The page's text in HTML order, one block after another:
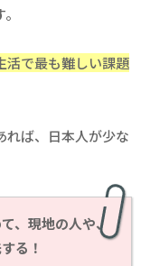
活で最も難しい課題
れば、日本人が少な
、現地の人や、
る！